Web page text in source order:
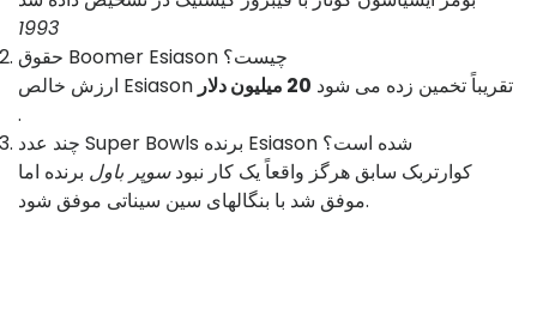
1993
حقوق Boomer Esiason چیست؟
ارزش خالص Esiason تقریباً تخمین زده می شود 20 میلیون دلار
.
چند عدد Super Bowls برنده Esiason شده است؟
کوارتربک سابق هرگز واقعاً یک کار نبودسوپر باول برنده اما
موفق شد با بنگالهای سین سیناتی موفق شود.